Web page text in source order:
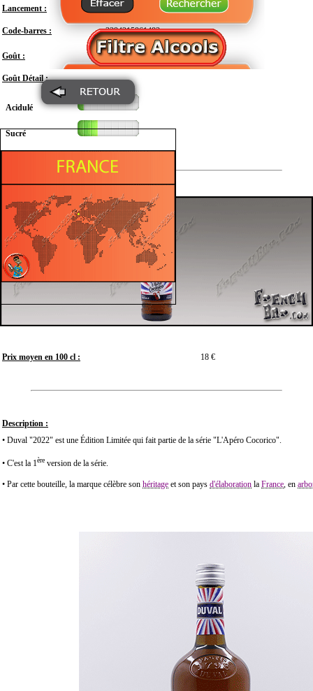
Lancement : Août 2022
Code-barres : 3394215961483
Goût : Modéré
Goût Détail :
Acidulé
Sucré
Prix moyen en 100 cl : 18 €
Description :
• Duval "2022" est une Édition Limitée qui fait partie de la série "L'Apéro Cocorico".
• C'est la 1ère version de la série.
• Par cette bouteille, la marque célèbre son héritage et son pays d'élaboration la France, en